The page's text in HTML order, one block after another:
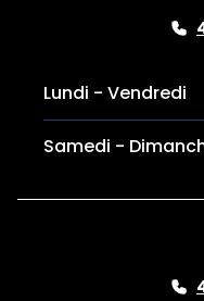
Lundi - Vendredi
Samedi -